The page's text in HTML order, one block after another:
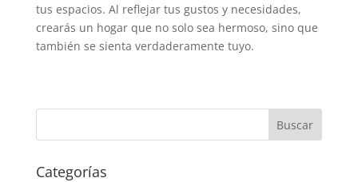
tus espacios. Al reflejar tus gustos y necesidades,
crearás un hogar que no solo sea hermoso, sino que
también se sienta verdaderamente tuyo.
Categorías